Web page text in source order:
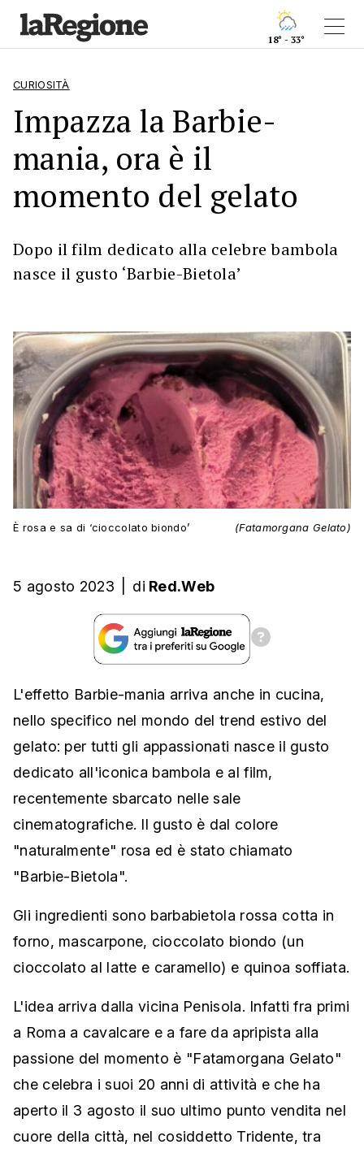
18° - 33°
CURIOSITÀ
Impazza la Barbie-
mania, ora è il
momento del gelato
Dopo il film dedicato alla celebre bambola
nasce il gusto ‘Barbie-Bietola’
È rosa e sa di ‘cioccolato biondo’ (Fatamorgana Gelato)
5 agosto 2023 di Red.Web
L'effetto Barbie-mania arriva anche in cucina,
nello specifico nel mondo del trend estivo del
gelato: per tutti gli appassionati nasce il gusto
dedicato all'iconica bambola e al film,
recentemente sbarcato nelle sale
cinematografiche. Il gusto è dal colore
"naturalmente" rosa ed è stato chiamato
"Barbie-Bietola".
Gli ingredienti sono barbabietola rossa cotta in
forno, mascarpone, cioccolato biondo (un
cioccolato al latte e caramello) e quinoa soffiata.
L'idea arriva dalla vicina Penisola. Infatti fra primi
a Roma a cavalcare e a fare da apripista alla
passione del momento è "Fatamorgana Gelato"
che celebra i suoi 20 anni di attività e che ha
aperto il 3 agosto il suo ultimo punto vendita nel
cuore della città, nel cosiddetto Tridente, tra